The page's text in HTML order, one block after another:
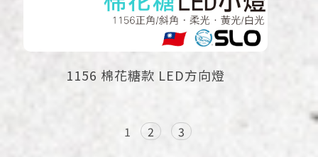
1156 棉花糖款 LED方向燈
1 2 3